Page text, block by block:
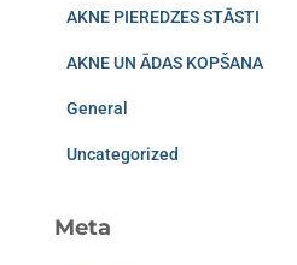
AKNE PIEREDZES STĀSTI
AKNE UN ĀDAS KOPŠANA
General
Uncategorized
Meta